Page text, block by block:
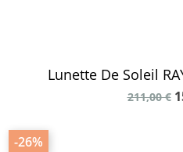
Lunette De Soleil
211,00 €
-26%